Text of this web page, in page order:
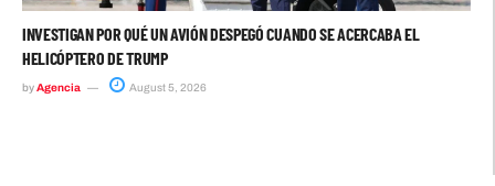
INVESTIGAN POR QUÉ UN AVIÓN DESPEGÓ CUANDO SE ACERCABA EL
HELICÓPTERO DE TRUMP
byAgencia August 5, 2026